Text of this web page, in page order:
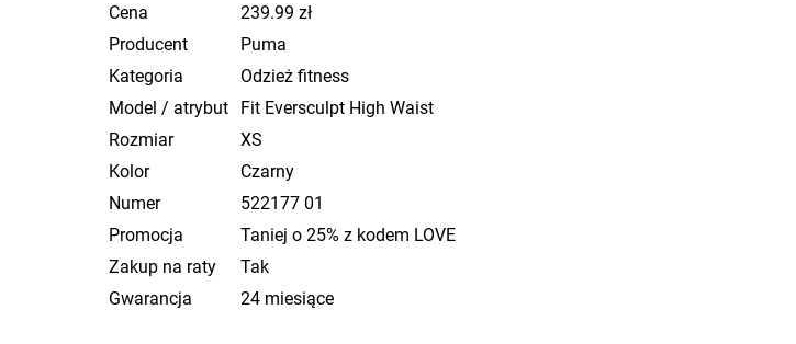
Cena
239.99 zł
Producent
Puma
Kategoria
Odzież fitness
Model / atrybut
Fit Eversculpt High Waist
Rozmiar
XS
Kolor
Czarny
Numer
522177 01
Promocja
Taniej o 25% z kodem LOVE
Zakup na raty
Tak
Gwarancja
24 miesiące